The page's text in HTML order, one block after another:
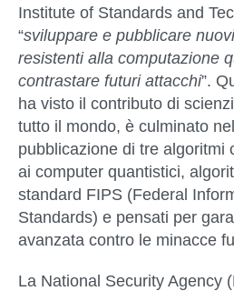
Institute of Standards and
“sviluppare e pubblicare
resistenti alla computazione
contrastare futuri attacchi”.
ha visto il contributo di
tutto il mondo, è culminato
pubblicazione di tre algoritmi
ai computer quantistici,
standard FIPS (Federal
Standards) e pensati per
avanzata contro le minacce
La National Security Agency